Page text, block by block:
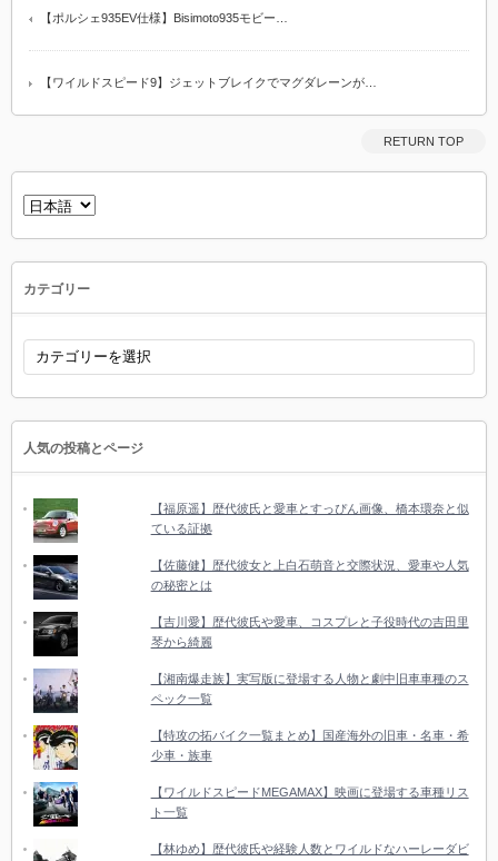
【ポルシェ935EV仕様】Bisimoto935モビー…
【ワイルドスピード9】ジェットブレイクでマグダレーンが…
RETURN TOP
言
語
カテゴリー
リ
人気の投稿とページ
【福原遥】歴代彼氏と愛車とすっぴん画像、橋本環奈と似
ている証拠
【佐藤健】歴代彼女と上白石萌音と交際状況、愛車や人気
の秘密とは
【吉川愛】歴代彼氏や愛車、コスプレと子役時代の吉田里
琴から綺麗
【湘南爆走族】実写版に登場する人物と劇中旧車車種のス
ペック一覧
【特攻の拓バイク一覧まとめ】国産海外の旧車・名車・希
少車・族車
【ワイルドスピードMEGAMAX】映画に登場する車種リス
ト一覧
【林ゆめ】歴代彼氏や経験人数とワイルドなハーレーダビ